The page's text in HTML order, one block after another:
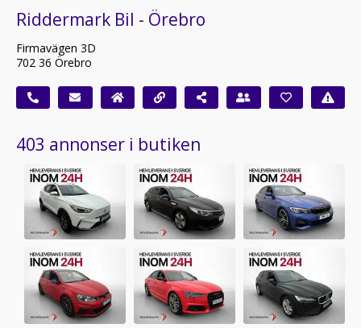
Riddermark Bil - Örebro
Firmavägen 3D
702 36 Örebro
403 annonser i butiken